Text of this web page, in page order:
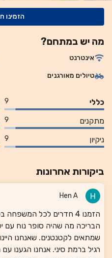
הזמינו
מה יש במתחם?
אינטרנט
טיולים מאורגנים
כללי 9
מתקנים 9
ניקיון 9
ביקורות אחרונות
Hen A
הזמנו 4 חדרים לכל
הבריכה מה שהיה סופר נוח עם
שמתאים לקטנטנים. שאנחנו
רגיל ברמת סיני. אנחנו הגענו